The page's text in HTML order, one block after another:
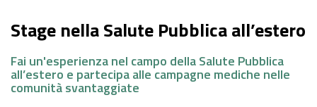
Stage nella Salute Pubblica all’estero
Fai un'esperienza nel campo della Salute Pubblica
all’estero e partecipa alle campagne mediche nelle
comunità svantaggiate